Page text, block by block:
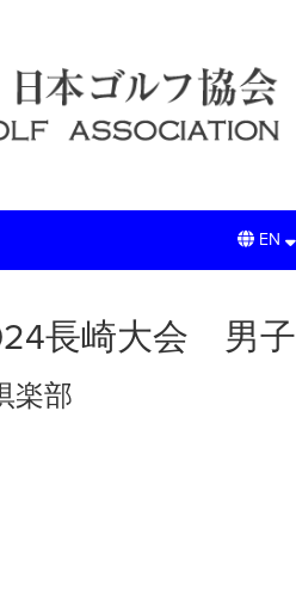
EN
長崎大会 男子
楽部